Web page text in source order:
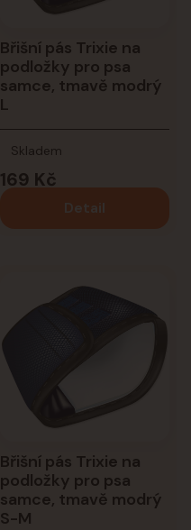
Břišní pás Trixie na
podložky pro psa
samce, tmavě modrý
L
169 Kč
Skladem
Detail
Břišní pás Trixie na
podložky pro psa
samce, tmavě modrý
S-M